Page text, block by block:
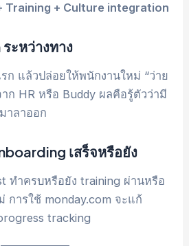
Training + Culture integration
ะหว่างทาง
ก แล้วปล่อยให้พนักงานใหม่ “ว่าย
าก HR หรือ Buddy ผลคือรู้ตัวว่ามี
าลาออก
เสร็จหรือยัง
ทำครบหรือยัง training ผ่านหรือ
การใช้ monday.com จะแก้
tracking